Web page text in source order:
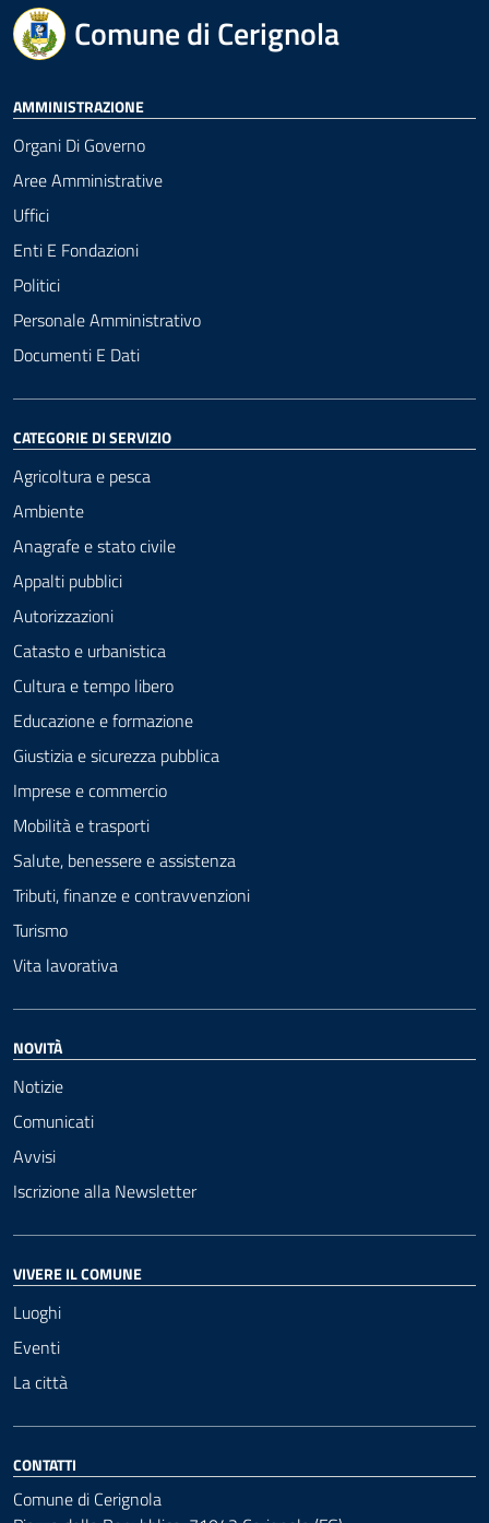
Comune di Cerignola
AMMINISTRAZIONE
Organi Di Governo
Aree Amministrative
Uffici
Enti E Fondazioni
Politici
Personale Amministrativo
Documenti E Dati
CATEGORIE DI SERVIZIO
Agricoltura e pesca
Ambiente
Anagrafe e stato civile
Appalti pubblici
Autorizzazioni
Catasto e urbanistica
Cultura e tempo libero
Educazione e formazione
Giustizia e sicurezza pubblica
Imprese e commercio
Mobilità e trasporti
Salute, benessere e assistenza
Tributi, finanze e contravvenzioni
Turismo
Vita lavorativa
NOVITÀ
Notizie
Comunicati
Avvisi
Iscrizione alla Newsletter
VIVERE IL COMUNE
Luoghi
Eventi
La città
CONTATTI
Comune di Cerignola